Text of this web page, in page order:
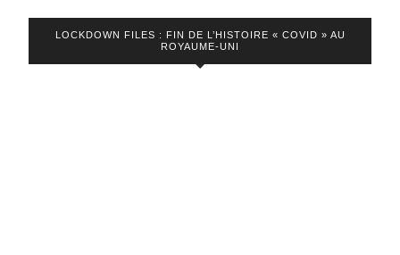
LOCKDOWN FILES : FIN DE L’HISTOIRE « COVID » AU
ROYAUME-UNI